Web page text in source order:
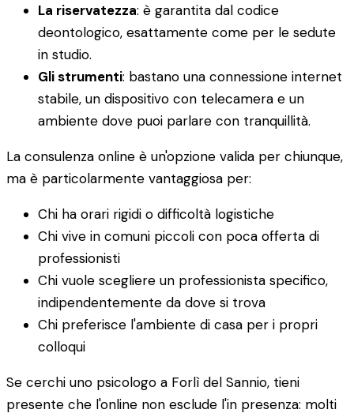
La riservatezza: è garantita dal codice
deontologico, esattamente come per le sedute
in studio.
Gli strumenti: bastano una connessione internet
stabile, un dispositivo con telecamera e un
ambiente dove puoi parlare con tranquillità.
La consulenza online è un'opzione valida per chiunque,
ma è particolarmente vantaggiosa per:
Chi ha orari rigidi o difficoltà logistiche
Chi vive in comuni piccoli con poca offerta di
professionisti
Chi vuole scegliere un professionista specifico,
indipendentemente da dove si trova
Chi preferisce l'ambiente di casa per i propri
colloqui
Se cerchi uno psicologo a Forlì del Sannio, tieni
presente che l'online non esclude l'in presenza: molti